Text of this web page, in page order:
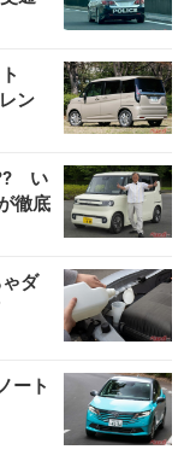
ン
い
徹底
ダ
ート